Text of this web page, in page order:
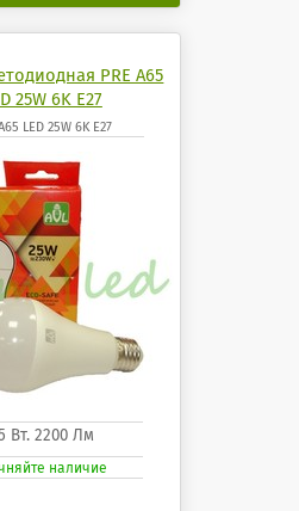
PRE A65
25W 6K E27
LED 25W 6K E27
Вт. 2200 Лм
наличие